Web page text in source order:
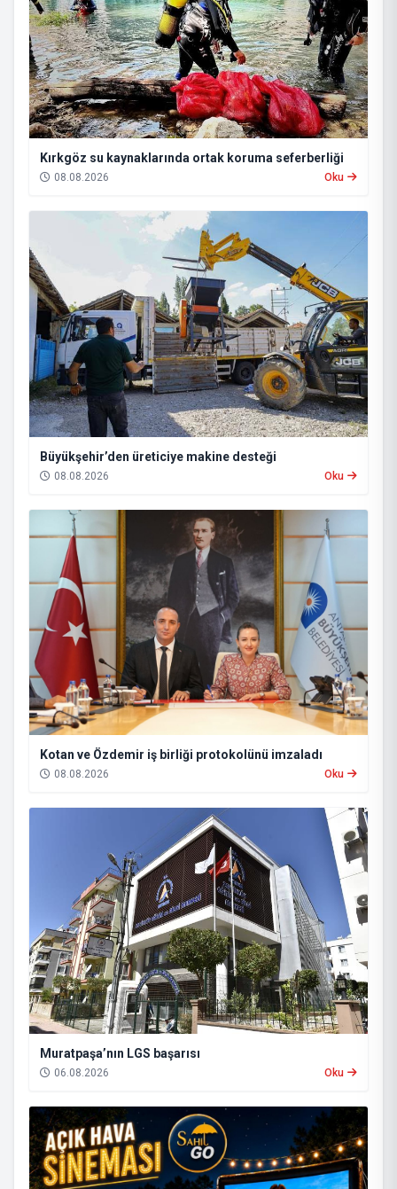
Kırkgöz su kaynaklarında ortak koruma seferberliği
08.08.2026 Oku
Büyükşehir’den üreticiye makine desteği
08.08.2026 Oku
Kotan ve Özdemir iş birliği protokolünü imzaladı
08.08.2026 Oku
Muratpaşa’nın LGS başarısı
06.08.2026 Oku